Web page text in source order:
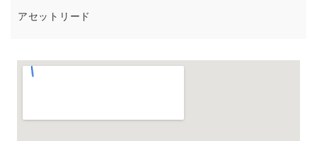
アセットリード